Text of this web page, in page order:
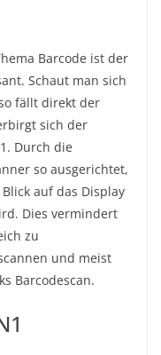
Barcode ist der
Schaut man sich
fällt direkt der
sich der
Durch die
so ausgerichtet,
auf das Display
Dies vermindert
zu
und meist
Barcodescan.